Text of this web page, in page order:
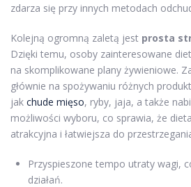
zdarza się przy innych metodach
Kolejną ogromną zaletą jest prosta
Dzięki temu, osoby zainteresowane
na skomplikowane plany żywieniowe.
głównie na spożywaniu różnych
jak chude mięso, ryby, jaja, a także
możliwości wyboru, co sprawia, że
atrakcyjna i łatwiejsza do
Przyspieszone tempo utraty wagi,
działań.